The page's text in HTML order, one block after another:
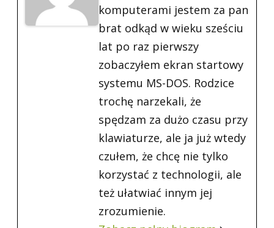
komputerami jestem za pan
brat odkąd w wieku sześciu
lat po raz pierwszy
zobaczyłem ekran startowy
systemu MS-DOS. Rodzice
trochę narzekali, że
spędzam za dużo czasu przy
klawiaturze, ale ja już wtedy
czułem, że chcę nie tylko
korzystać z technologii, ale
też ułatwiać innym jej
zrozumienie.